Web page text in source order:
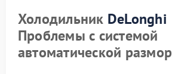
Холодильник DeLonghi
Проблемы с системой
автоматической